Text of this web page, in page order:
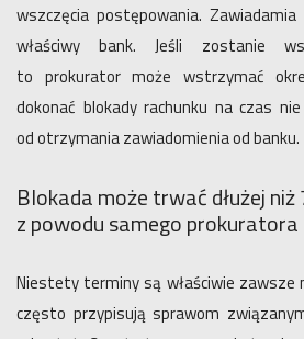
wszczęcia postępowania.
właściwy bank. Jeśli zostanie
to prokurator może wstrzymać
dokonać blokady rachunku na czas
od otrzymania zawiadomienia od banku.
Blokada może trwać dłużej
z powodu samego prokuratora
Niestety terminy są właściwie zawsze
często przypisują sprawom